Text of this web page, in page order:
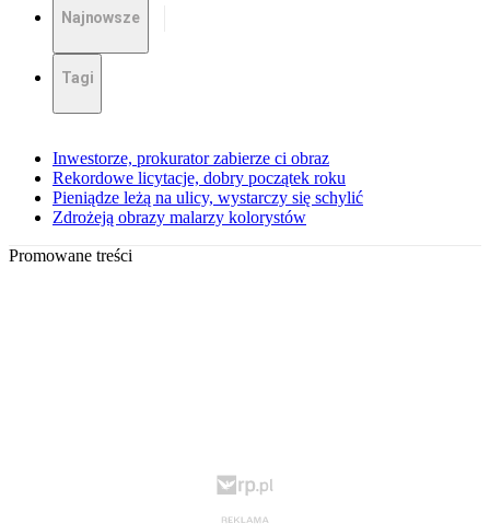
Najnowsze
Tagi
Inwestorze, prokurator zabierze ci obraz
Rekordowe licytacje, dobry początek roku
Pieniądze leżą na ulicy, wystarczy się schylić
Zdrożeją obrazy malarzy kolorystów
Promowane treści